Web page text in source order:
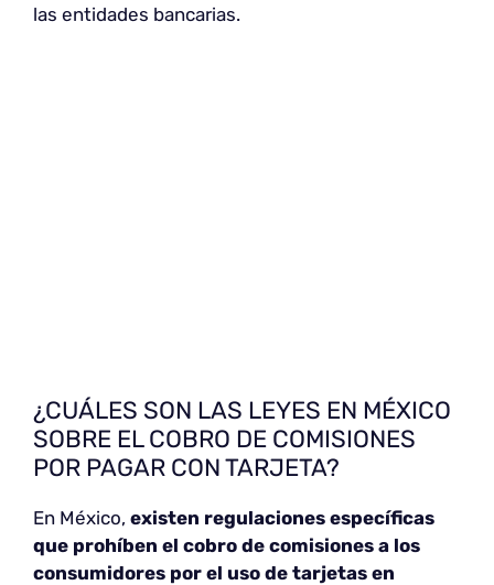
las entidades bancarias.
¿CUÁLES SON LAS LEYES EN MÉXICO
SOBRE EL COBRO DE COMISIONES
POR PAGAR CON TARJETA?
En México, existen regulaciones específicas
que prohíben el cobro de comisiones a los
consumidores por el uso de tarjetas en